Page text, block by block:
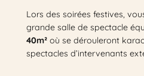
Lors des soirées festives,
grande salle de spectacle
40m²où se dérouleront
spectacles d’intervenants